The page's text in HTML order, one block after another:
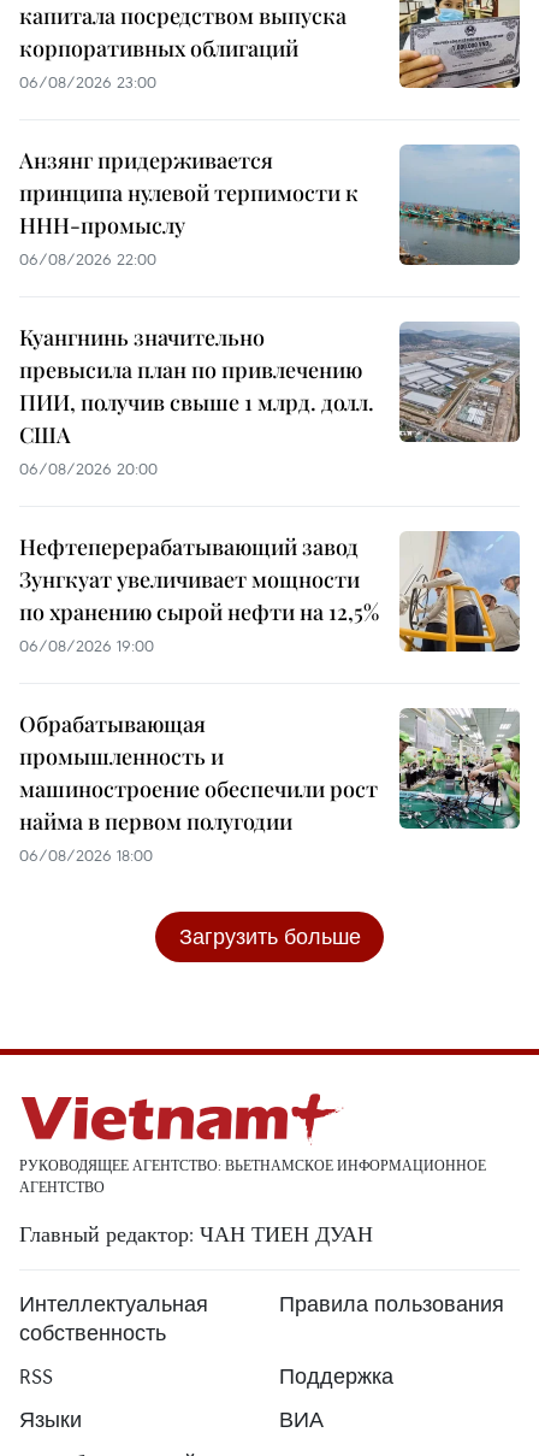
капитала посредством выпуска
корпоративных облигаций
06/08/2026 23:00
Анзянг придерживается
принципа нулевой терпимости к
ННН-промыслу
06/08/2026 22:00
Куангнинь значительно
превысила план по привлечению
ПИИ, получив свыше 1 млрд. долл.
США
06/08/2026 20:00
Нефтеперерабатывающий завод
Зунгкуат увеличивает мощности
по хранению сырой нефти на 12,5%
06/08/2026 19:00
Обрабатывающая
промышленность и
машиностроение обеспечили рост
найма в первом полугодии
06/08/2026 18:00
Загрузить больше
РУКОВОДЯЩЕЕ АГЕНТСТВО: ВЬЕТНАМСКОЕ ИНФОРМАЦИОННОЕ
АГЕНТСТВО
Главный редактор: ЧАН ТИЕН ДУАН
Интеллектуальная
собственность
Правила пользования
RSS
Поддержка
Языки
ВИА